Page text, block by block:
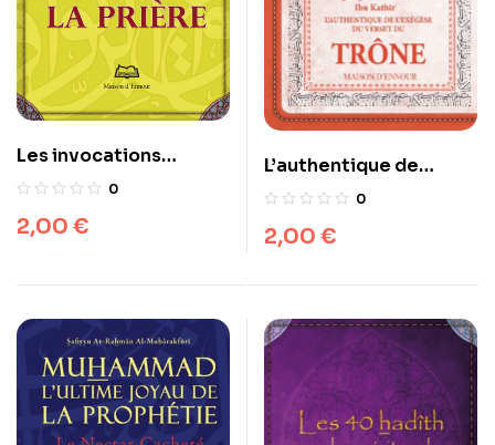
Les invocations
formulées après la
0
2,00 €
L’authentique de
l’Exégèse du verset du
0
2,00 €